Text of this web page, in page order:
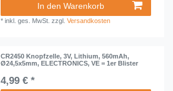
In den Warenkorb
*inkl. ges. MwSt. zzgl.Versandkosten
CR2450 Knopfzelle, 3V, Lithium, 560mAh,
Ø24,5x5mm, ELECTRONICS, VE = 1er Blister
4,99 € *